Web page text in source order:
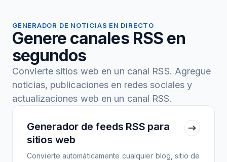
GENERADOR DE NOTICIAS EN DIRECTO
Genere canales RSS en
segundos
Convierte sitios web en un canal RSS. Agregue
noticias, publicaciones en redes sociales y
actualizaciones web en un canal RSS.
Generador de feeds RSS para
sitios web
Convierte automáticamente cualquier blog, sitio de